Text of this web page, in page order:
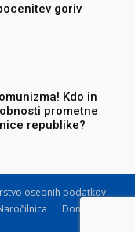
goriv
Kdo in
prometne
republike?
osebnih podatkov
Donacije